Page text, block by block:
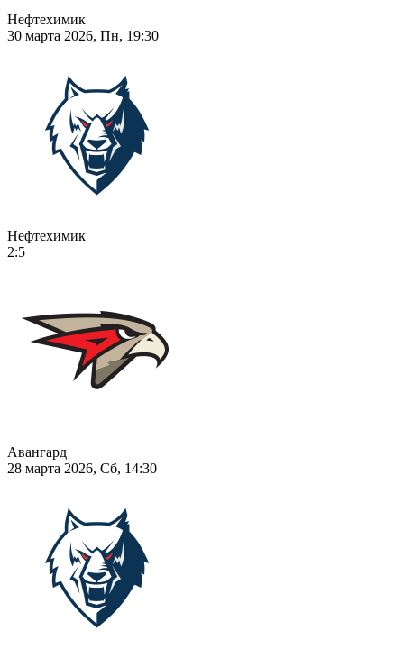
Нефтехимик
30 марта 2026, Пн, 19:30
Нефтехимик
2:5
Авангард
28 марта 2026, Сб, 14:30